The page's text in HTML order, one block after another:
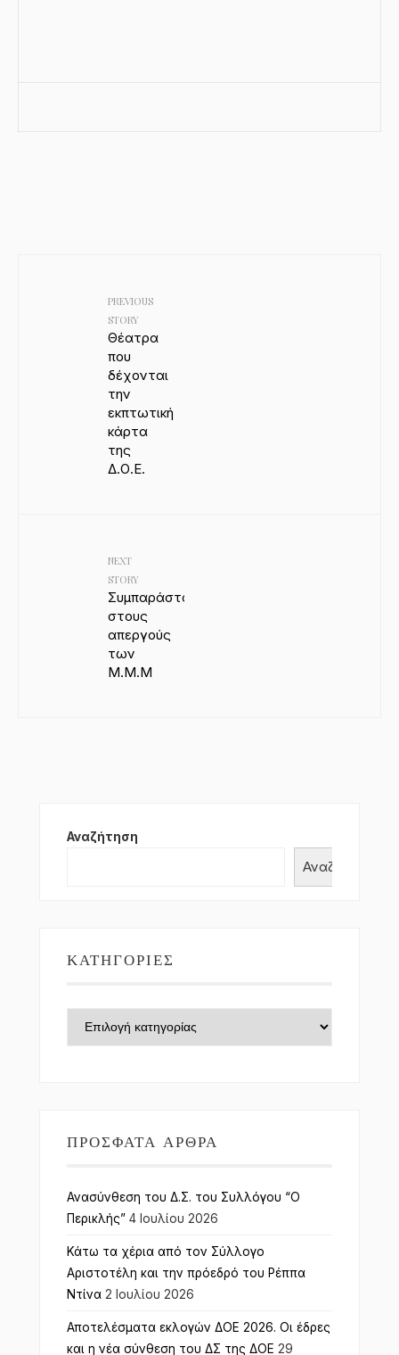
PREVIOUS
STORY
Θέατρα
που
δέχονται
την
εκπτωτική
κάρτα
της
Δ.Ο.Ε.
NEXT
STORY
Συμπαράσταση
στους
απεργούς
των
Μ.Μ.Μ
Αναζήτηση
Αναζήτηση
ΚΑΤΗΓΟΡΊΕΣ
Κατηγορίες
ΠΡΌΣΦΑΤΑ ΆΡΘΡΑ
Ανασύνθεση του Δ.Σ. του Συλλόγου “Ο
Περικλής” 4 Ιουλίου 2026
Κάτω τα χέρια από τον Σύλλογο
Αριστοτέλη και την πρόεδρό του Ρέππα
Ντίνα 2 Ιουλίου 2026
Αποτελέσματα εκλογών ΔΟΕ 2026. Οι έδρες
και η νέα σύνθεση του ΔΣ της ΔΟΕ 29